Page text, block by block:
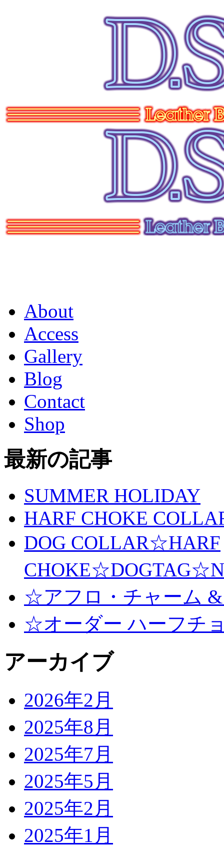
About
Access
Gallery
Blog
Contact
Shop
最新の記事
SUMMER HOLIDAY
HARF CHOKE
DOG COLLAR☆HARF
☆アフロ・チャーム
☆オーダー ハーフチ
アーカイブ
2026年2月
2025年8月
2025年7月
2025年5月
2025年2月
2025年1月